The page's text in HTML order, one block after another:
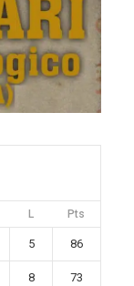
L Pts
5 86
8 73